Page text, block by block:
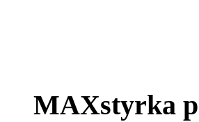
MAXstyrka